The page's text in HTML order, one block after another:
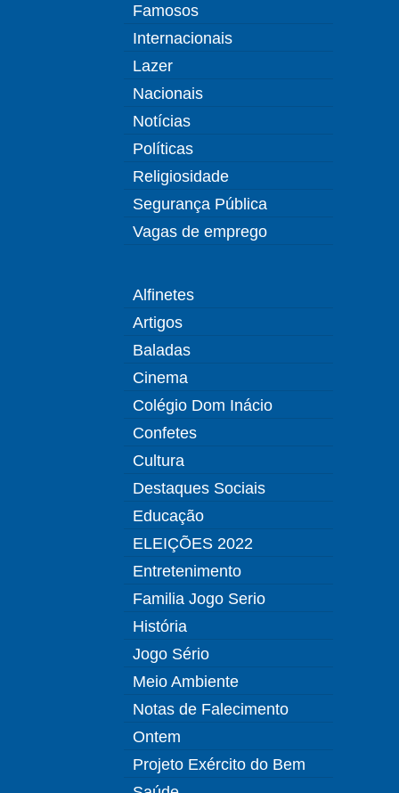
Famosos
Internacionais
Lazer
Nacionais
Notícias
Políticas
Religiosidade
Segurança Pública
Vagas de emprego
Alfinetes
Artigos
Baladas
Cinema
Colégio Dom Inácio
Confetes
Cultura
Destaques Sociais
Educação
ELEIÇÕES 2022
Entretenimento
Familia Jogo Serio
História
Jogo Sério
Meio Ambiente
Notas de Falecimento
Ontem
Projeto Exército do Bem